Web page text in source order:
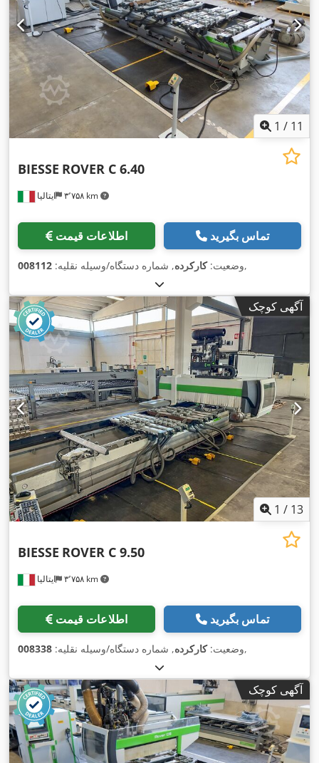
1 / 11
ایتالیا ۳٬۷۵۸ km
BIESSE ROVER C 6.40
اطلاعات قیمت تماس بگیرید
وضعیت:کارکرده, شماره دستگاه/وسیله نقلیه: 008112 ,
آگهی کوچک
1 / 13
ایتالیا ۳٬۷۵۸ km
BIESSE ROVER C 9.50
اطلاعات قیمت تماس بگیرید
وضعیت:کارکرده, شماره دستگاه/وسیله نقلیه: 008338 ,
آگهی کوچک